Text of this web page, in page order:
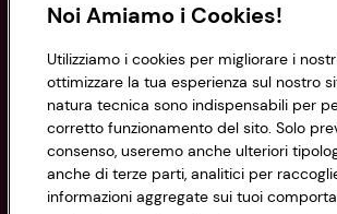
Informazioni
Privacy Policy
Cookie Policy
CONAD SOCIETÀ COOPERATIVA
Via Michelino, 59 | 40127 BOLOGNA
Noi Amiamo i Cookies!
Utilizziamo i cookies per migliorare i
ottimizzare la tua esperienza sul nostro
natura tecnica sono indispensabili per
corretto funzionamento del sito. Solo
consenso, useremo anche ulteriori
anche di terze parti, analitici per
informazioni aggregate sui tuoi